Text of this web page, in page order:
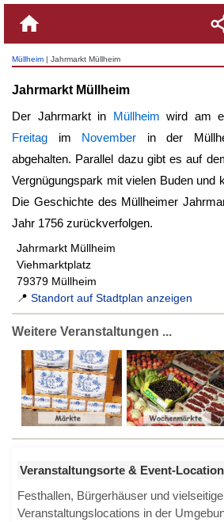
Müllheim | Jahrmarkt Müllheim
Jahrmarkt Müllheim
Der Jahrmarkt in Müllheim wird am
Freitag im November in der
abgehalten. Parallel dazu gibt es auf
Vergnügungspark mit vielen Buden und
Die Geschichte des Müllheimer
Jahr 1756 zurückverfolgen.
Jahrmarkt Müllheim
Viehmarktplatz
79379 Müllheim
📍 Standort auf Stadtplan anzeigen
Weitere Veranstaltungen ...
Veranstaltungsorte & Event-
Festhallen, Bürgerhäuser und vielseitige
Veranstaltungslocations in der